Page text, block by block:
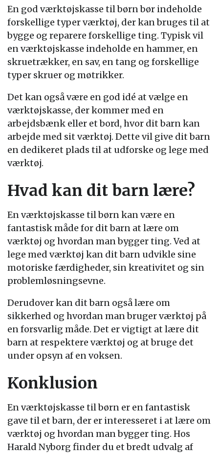
En god værktøjskasse til børn bør indeholde
forskellige typer værktøj, der kan bruges til at
bygge og reparere forskellige ting. Typisk vil
en værktøjskasse indeholde en hammer, en
skruetrækker, en sav, en tang og forskellige
typer skruer og møtrikker.
Det kan også være en god idé at vælge en
værktøjskasse, der kommer med en
arbejdsbænk eller et bord, hvor dit barn kan
arbejde med sit værktøj. Dette vil give dit barn
en dedikeret plads til at udforske og lege med
værktøj.
Hvad kan dit barn lære?
En værktøjskasse til børn kan være en
fantastisk måde for dit barn at lære om
værktøj og hvordan man bygger ting. Ved at
lege med værktøj kan dit barn udvikle sine
motoriske færdigheder, sin kreativitet og sin
problemløsningsevne.
Derudover kan dit barn også lære om
sikkerhed og hvordan man bruger værktøj på
en forsvarlig måde. Det er vigtigt at lære dit
barn at respektere værktøj og at bruge det
under opsyn af en voksen.
Konklusion
En værktøjskasse til børn er en fantastisk
gave til et barn, der er interesseret i at lære om
værktøj og hvordan man bygger ting. Hos
Harald Nyborg finder du et bredt udvalg af